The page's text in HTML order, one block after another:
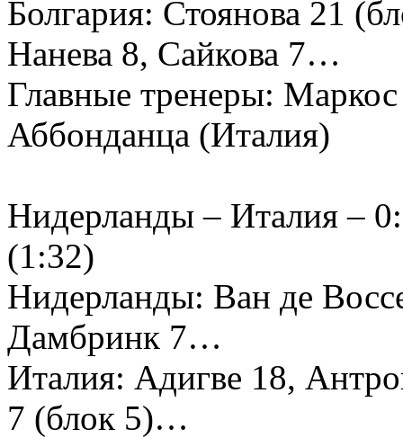
Болгария: Стоянова 21
Нанева 8, Сайкова 7…
Главные тренеры:
Аббонданца (Италия)
Нидерланды – Италия –
(1:32)
Нидерланды: Ван де
Дамбринк 7…
Италия: Адигве 18,
7 (блок 5)…